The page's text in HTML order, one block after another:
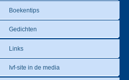
Boekentips
Gedichten
Links
Ivf-site in de media